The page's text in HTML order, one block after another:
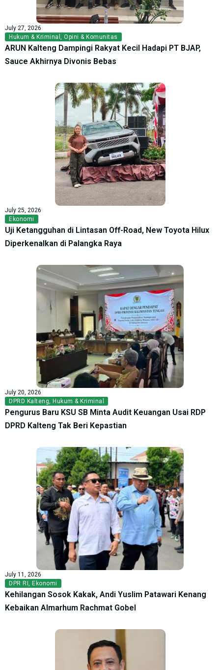
July 27, 2026
Hukum & Kriminal , Opini & Komunitas
ARUN Kalteng Dampingi Rakyat Kecil Hadapi PT BJAP,
Sauce Akhirnya Divonis Bebas
July 25, 2026
Ekonomi
Uji Ketangguhan di Lintasan Off-Road, New Toyota Hilux
Diperkenalkan di Palangka Raya
July 20, 2026
DPRD Kalteng, Hukum & Kriminal
Pengurus Baru KSU SB Minta Audit Keuangan Usai RDP
DPRD Kalteng Tak Beri Kepastian
July 11, 2026
DPR RI , Ekonomi
Kehilangan Sosok Kakak, Andi Yuslim Patawari Kenang
Kebaikan Almarhum Rachmat Gobel